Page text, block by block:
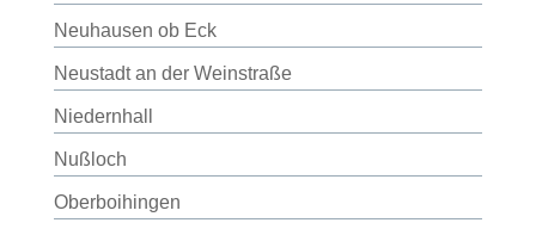
Neuhausen ob Eck
Neustadt an der Weinstraße
Niedernhall
Nußloch
Oberboihingen